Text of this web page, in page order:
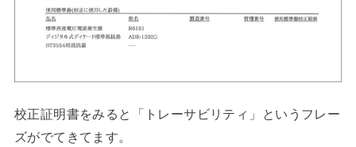
校正証明書をみると「トレーサビリティ」というフレー
ズがでてきてます。